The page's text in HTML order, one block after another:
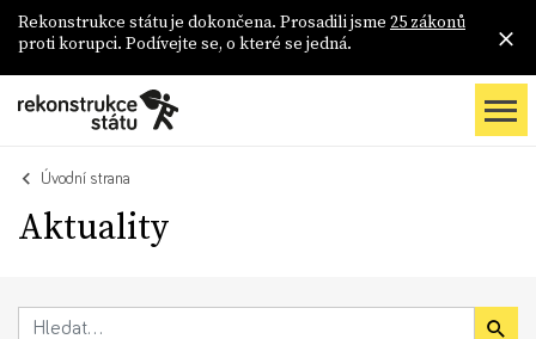
Rekonstrukce státu je dokončena. Prosadili jsme 25 zákonů
proti korupci. Podívejte se, o které se jedná.
Úvodní strana
Aktuality